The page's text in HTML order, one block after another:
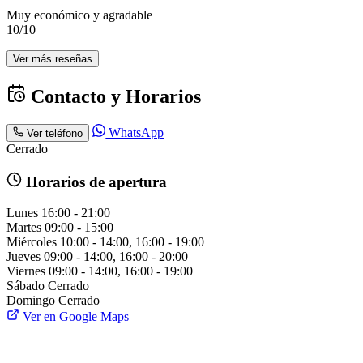
Muy económico y agradable
10/10
Ver más reseñas
Contacto y Horarios
Ver teléfono
WhatsApp
Cerrado
Horarios de apertura
Lunes 16:00 - 21:00
Martes 09:00 - 15:00
Miércoles 10:00 - 14:00, 16:00 - 19:00
Jueves 09:00 - 14:00, 16:00 - 20:00
Viernes 09:00 - 14:00, 16:00 - 19:00
Sábado Cerrado
Domingo Cerrado
Ver en Google Maps